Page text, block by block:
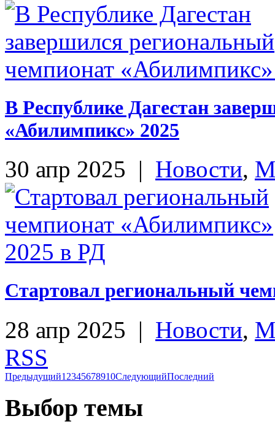
В Республике Дагестан
«Абилимпикс» 2025
30 апр 2025 | Новости,
Стартовал региональный
28 апр 2025 | Новости,
RSS
Предыдущий1 2345678910СледующийПоследний
Выбор темы